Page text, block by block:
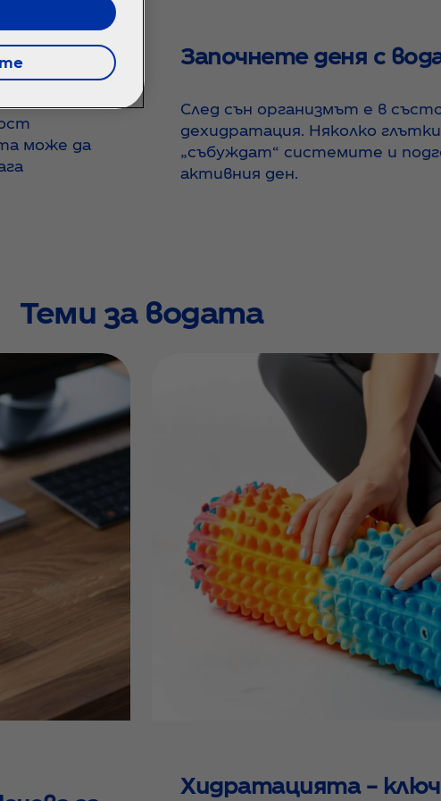
с
може да
Започнете деня с
След сън организмът е в
дехидратация. Няколко
„събуждат“ системите и
активния ден.
Теми за водата
Хидратацията –